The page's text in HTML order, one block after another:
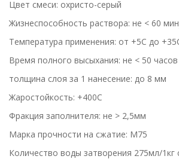
Цвет смеси: охристо-серый
Жизнеспособность раствора: не < 60
Температура применения: от +5С до
Время полного высыхания: не < 50 часов
толщина слоя за 1 нанесение: до 8 мм
Жаростойкость: +400С
Фракция заполнителя: не > 2,5мм
Марка прочности на сжатие: М75
Количество воды затворения 275мл/1кг